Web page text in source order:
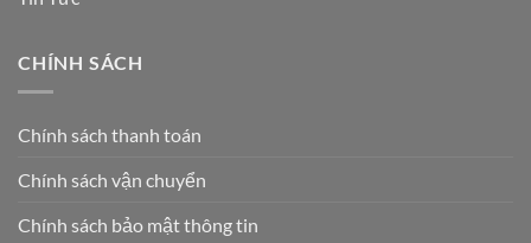
CHÍNH SÁCH
Chính sách thanh toán
Chính sách vận chuyển
Chính sách bảo mật thông tin